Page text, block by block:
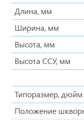
Длина, мм
Ширина, мм
Высота, мм
Высота ССУ, мм
Типоразмер, дюйм
Положение